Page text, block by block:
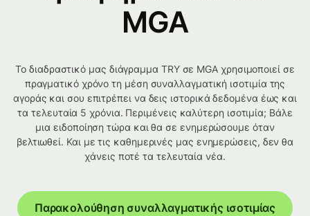
MGA
Το διαδραστικό μας διάγραμμα TRY σε MGA χρησιμοποιεί σε
πραγματικό χρόνο τη μέση συναλλαγματική ισοτιμία της
αγοράς και σου επιτρέπει να δεις ιστορικά δεδομένα έως και
τα τελευταία 5 χρόνια. Περιμένεις καλύτερη ισοτιμία; Βάλε
μια ειδοποίηση τώρα και θα σε ενημερώσουμε όταν
βελτιωθεί. Και με τις καθημερινές μας ενημερώσεις, δεν θα
χάνεις ποτέ τα τελευταία νέα.
Παρακολούθηση συναλλαγματικής ισοτιμίας